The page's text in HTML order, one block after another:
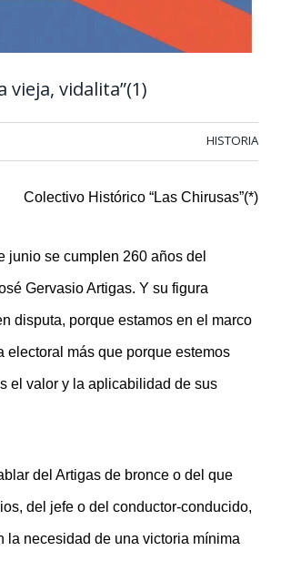
vieja, vidalita”(1)
HISTORIA
Colectivo Histórico “Las Chirusas”(*)
junio se cumplen 260 años del
Gervasio Artigas. Y su figura
disputa, porque estamos en el marco
electoral más que porque estemos
el valor y la aplicabilidad de sus
del Artigas de bronce o del que
del jefe o del conductor-conducido,
la necesidad de una victoria mínima